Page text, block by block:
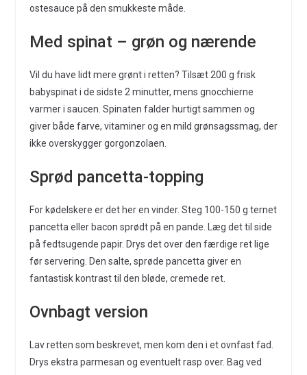
ostesauce på den smukkeste måde.
Med spinat – grøn og nærende
Vil du have lidt mere grønt i retten? Tilsæt 200 g frisk
babyspinat i de sidste 2 minutter, mens gnocchierne
varmer i saucen. Spinaten falder hurtigt sammen og
giver både farve, vitaminer og en mild grønsagssmag, der
ikke overskygger gorgonzolaen.
Sprød pancetta-topping
For kødelskere er det her en vinder. Steg 100-150 g ternet
pancetta eller bacon sprødt på en pande. Læg det til side
på fedtsugende papir. Drys det over den færdige ret lige
før servering. Den salte, sprøde pancetta giver en
fantastisk kontrast til den bløde, cremede ret.
Ovnbagt version
Lav retten som beskrevet, men kom den i et ovnfast fad.
Drys ekstra parmesan og eventuelt rasp over. Bag ved